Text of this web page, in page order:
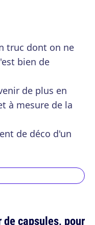
truc dont on ne
bien de
de plus en
à mesure de la
de déco d'un
capsules, pour